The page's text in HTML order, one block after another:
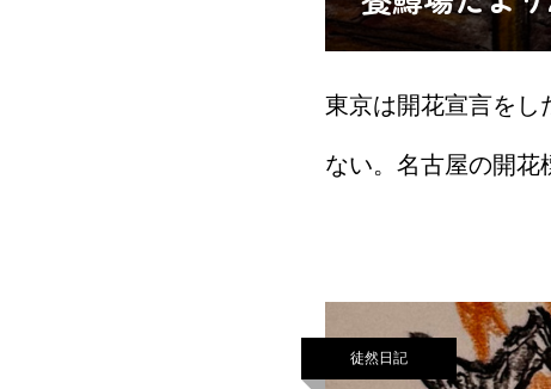
東京は開花宣言を
ない。名古屋の開花
徒然日記